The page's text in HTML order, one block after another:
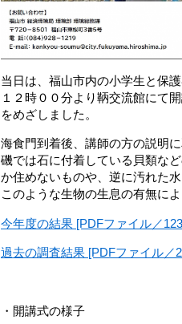
当日は、福山市内の小学生と保
１２時００分より鞆交流館にて
をめざしました。
海食門到着後、講師の方の説明
磯では石に付着している貝類な
か住めないものや、逆に汚れた
このような生物の生息の有無に
今年度の結果 [PDFファイル／
過去の調査結果 [PDFファイル／
・開講式の様子